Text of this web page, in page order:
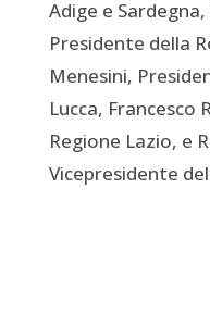
Adige e
Presidente della
Menesini,
Lucca, Francesco
Regione Lazio, e
Vicepresidente